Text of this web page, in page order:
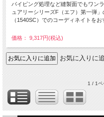
パイピング処理など縫製面でもワン
ュアリーシリーズF（エフ）第一弾
（1540SC）でのコーディネイトをお
価格： 9,317円(税込)
お気に入りに
1 / 1ペ